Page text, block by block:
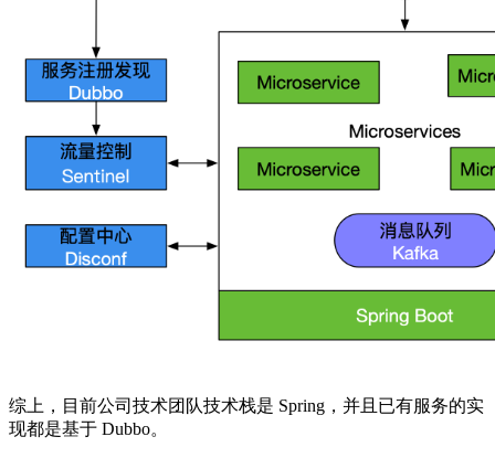
综上，目前公司技术团队技术栈是 Spring，并且已有服务的实
现都是基于 Dubbo。